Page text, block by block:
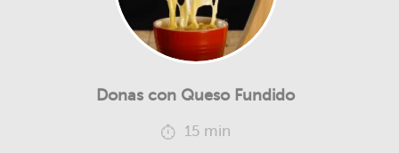
Donas con Queso Fundido
15 min